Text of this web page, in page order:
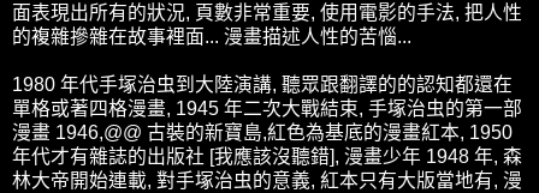
面表現出所有的狀況, 頁數非常重要, 使用電影的手法, 把人性
的複雜摻雜在故事裡面... 漫畫描述人性的苦惱...
1980 年代手塚治虫到大陸演講, 聽眾跟翻譯的的認知都還在
單格或著四格漫畫, 1945 年二次大戰結束, 手塚治虫的第一部
漫畫 1946,@@ 古裝的新寶島,紅色為基底的漫畫紅本, 1950
年代才有雜誌的出版社 [我應該沒聽錯], 漫畫少年 1948 年, 森
林大帝開始連載, 對手塚治虫的意義, 紅本只有大版當地有, 漫